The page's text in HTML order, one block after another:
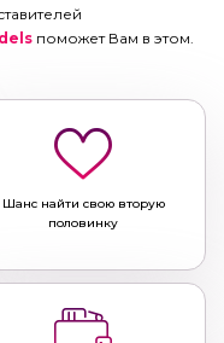
поможет Вам в этом.
Шанс найти свою вторую
половинку